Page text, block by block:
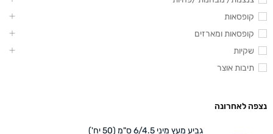
קופסאות
קופסאות ומארזים
שקיות
תיבות אוצר
נצפה לאחרונה
גביע מעץ מיני 6/4.5 ס"מ (50 יח')